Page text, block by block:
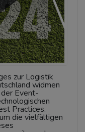
zur Logistik
widmen
Event-
Practices.
die vielfältigen